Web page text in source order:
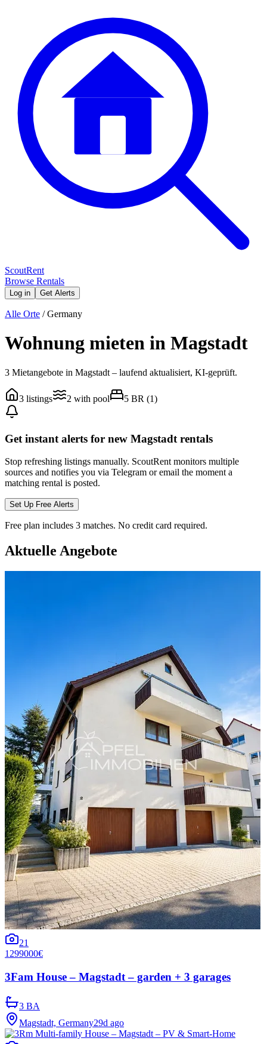
ScoutRent
Browse Rentals
Log in Get Alerts
Alle Orte /Germany
Wohnung mieten in Magstadt
3 Mietangebote in Magstadt – laufend aktualisiert, KI-geprüft.
3 listings 2 with pool 5 BR (1)
Get instant alerts for new Magstadt rentals
Stop refreshing listings manually. ScoutRent monitors multiple
sources and notifies you via Telegram or email the moment a
matching rental is posted.
Set Up Free Alerts
Free plan includes 3 matches. No credit card required.
Aktuelle Angebote
21
1299000€
3Fam House – Magstadt – garden + 3 garages
3 BA
Magstadt, Germany29d ago